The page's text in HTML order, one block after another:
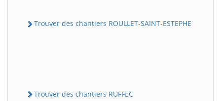
Trouver des chantiers ROULLET-SAINT-ESTEPHE
Trouver des chantiers RUFFEC